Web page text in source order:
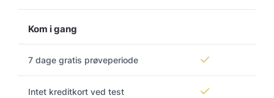
Kom i gang
7 dage gratis prøveperiode
Intet kreditkort ved test